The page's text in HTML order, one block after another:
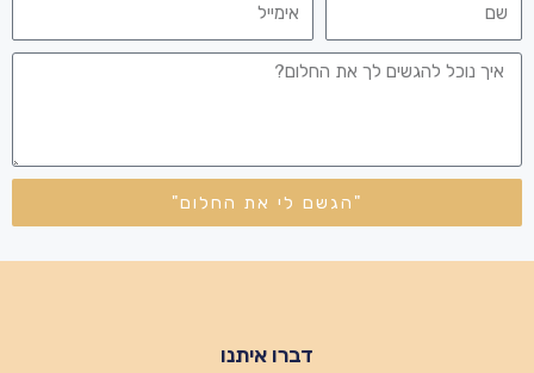
"הגשם לי את החלום"
דברו איתנו